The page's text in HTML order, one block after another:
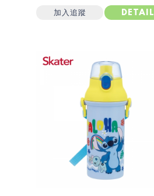
加入追蹤 DETAIL